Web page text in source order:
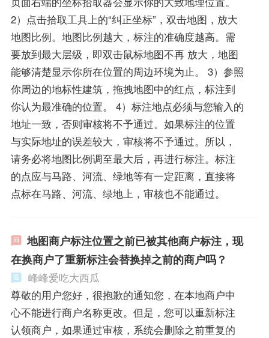
2）点击拾取工具上的“纠正坐标”，双击地图，放大
地图比例。地图比例越大，标注的准确度越高。需
要放到最大层级，即双击鼠标地图不再 放大，地图
能够清楚显示你所在位置的周边环境为止。 3）参照
你周边的地标性建筑，拖拽地图中的红点，标注到
你认为最准确的位置。 4）标注地点必须与您输入的
地址一致，否则审核将不予通过。如果标注的位置
与实际地址的误差较大，审核将不予通过。所以，
请务必将地图比例调至最大后，再进行标注。标注
的点应与马路、河流、绿地等有一定距离，直接将
点标在马路、河流、绿地上，审核也不能通过。
地图商户标注位置之前已被其他商户标注，现
在换商户了重新标注会替换掉之前的商户吗？
峰峰爱吃大西瓜
尊敬的用户您好，很抱歉的通知您，在本地商户中
心不能进行商户名称更改。但是，您可以重新标注
认领商户，如果通过审核，系统会删除之前重复的